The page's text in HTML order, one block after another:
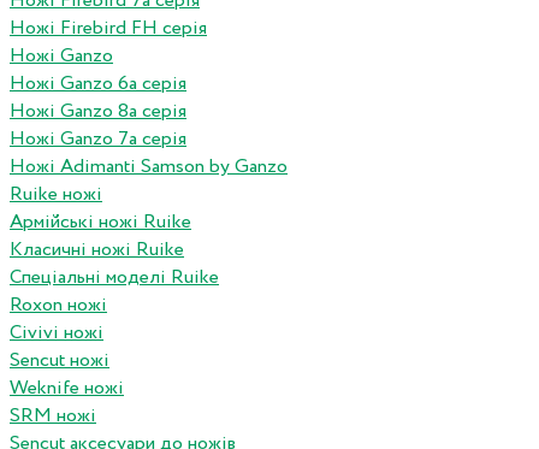
Ножі Firebird FH серія
Ножі Ganzo
Ножі Ganzo 6а серія
Ножі Ganzo 8а серія
Ножі Ganzo 7а серія
Ножі Adimanti Samson by Ganzo
Ruike ножі
Армійські ножі Ruike
Класичні ножі Ruike
Спеціальні моделі Ruike
Roxon ножi
Civivi ножі
Sencut ножі
Weknife ножі
SRM ножі